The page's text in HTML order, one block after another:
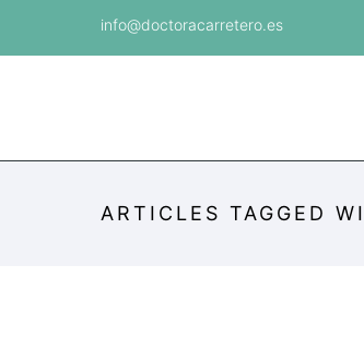
info@doctoracarretero.es
ARTICLES TAGGED